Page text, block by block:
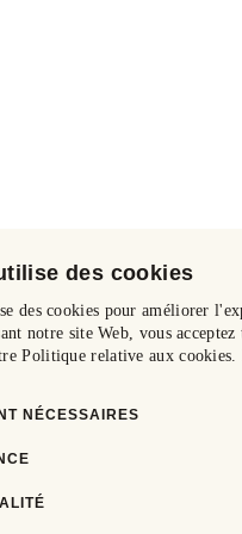
des cookies
des cookies pour améliorer
notre site Web, vous acceptez
Politique relative aux cookies.
NÉCESSAIRES